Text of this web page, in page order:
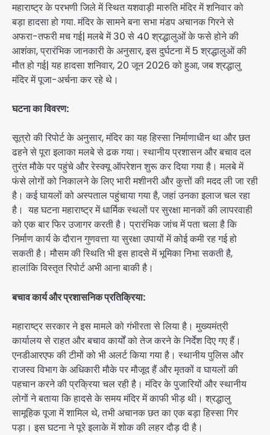
महाराष्ट्र के परभणी जिले में स्थित यशवाड़ी मारुति मंदिर में शनिवार को
बड़ा हादसा हो गया. मंदिर के सामने बना सभा मंडप अचानक गिरने से
अफरा-तफरी मच गई| मलबे में 30 से 40 श्रद्धालुओं के फसे होने की
आशंका, प्रारंभिक जानकारी के अनुसार, इस दुर्घटना में 5 श्रद्धालुओं की
मौत हो गई| यह हादसा शनिवार, 20 जून 2026 को हुआ, जब श्रद्धालु
मंदिर में पूजा-अर्चना कर रहे थे।
घटना का विवरण:
सूत्रो की रिपोर्ट के अनुसार, मंदिर का यह हिस्सा निर्माणाधीन था और छत
ढहने से पूरा इलाका मलबे से ढक गया। स्थानीय प्रशासन और बचाव दल
तुरंत मौके पर पहुंचे और रेस्क्यू ऑपरेशन शुरू कर दिया गया है। मलबे में
फंसे लोगों को निकालने के लिए भारी मशीनरी और कुत्तों की मदद ली जा रही
है। कई घायलों को अस्पताल पहुंचाया गया है, जहां उनका इलाज चल रहा
है। यह घटना महाराष्ट्र में धार्मिक स्थलों पर सुरक्षा मानकों की लापरवाही
को एक बार फिर उजागर करती है। प्रारंभिक जांच में पता चला है कि
निर्माण कार्य के दौरान गुणवत्ता या सुरक्षा उपायों में कोई कमी रह गई हो
सकती है। मौसम की स्थिति भी इस हादसे में भूमिका निभा सकती है,
हालांकि विस्तृत रिपोर्ट अभी आना बाकी है।
बचाव कार्य और प्रशासनिक प्रतिक्रिया:
महाराष्ट्र सरकार ने इस मामले को गंभीरता से लिया है। मुख्यमंत्री
कार्यालय से राहत और बचाव कार्यों को तेज करने के निर्देश दिए गए हैं।
एनडीआरएफ की टीमों को भी अलर्ट किया गया है। स्थानीय पुलिस और
राजस्व विभाग के अधिकारी मौके पर मौजूद हैं और मृतकों व घायलों की
पहचान करने की प्रक्रिया चल रही है। मंदिर के पुजारियों और स्थानीय
लोगों ने बताया कि हादसे के समय मंदिर में काफी भीड़ थी। श्रद्धालु
सामूहिक पूजा में शामिल थे, तभी अचानक छत का एक बड़ा हिस्सा गिर
पड़ा। इस घटना ने पूरे इलाके में शोक की लहर दौड़ दी है।